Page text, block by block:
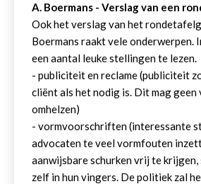
A. Boermans - Verslag van een
Ook het verslag van het
Boermans raakt vele onderwerpen.
een aantal leuke stellingen te lezen.
- publiciteit en reclame (publiciteit
cliënt als het nodig is. Dit mag geen
omhelzen)
- vormvoorschriften (interessante
advocaten te veel vormfouten
aanwijsbare schurken vrij te krijgen,
zelf in hun vingers. De politiek zal